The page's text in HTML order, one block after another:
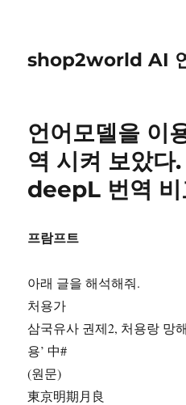
shop2world AI
언어모델을 이
역 시켜 보았
deepL 번역 비
프람프트
아래 글을 해석해줘.
처용가
삼국유사 권제2, 처용랑 망
용’ 中#
(원문)
東京明期月良